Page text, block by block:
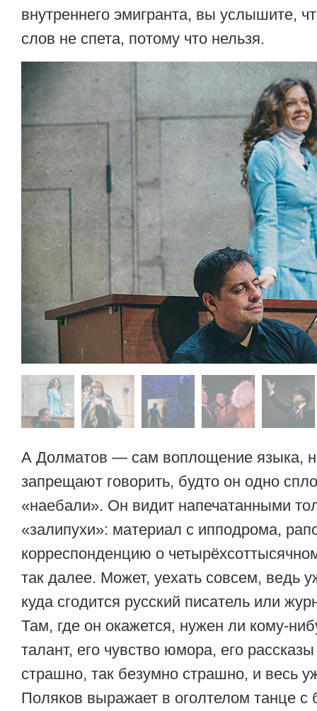
внутреннего эмигранта, вы услышите,
слов не спета, потому что нельзя.
А Долматов — сам воплощение языка,
запрещают говорить, будто он одно
«наебали». Он видит напечатанными
«залипухи»: материал с ипподрома,
корреспонденцию о
так далее. Может, уехать совсем, ведь
куда сгодится русский писатель или
Там, где он окажется, нужен ли кому-
талант, его чувство юмора, его
страшно, так безумно страшно, и весь
Поляков выражает в оголтелом танце с